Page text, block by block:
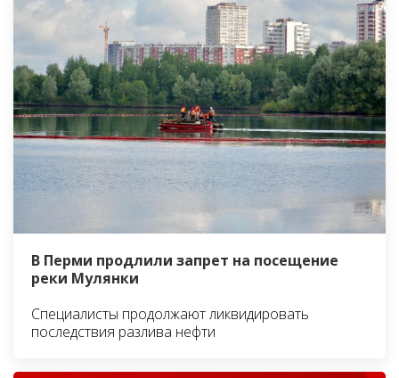
В Перми продлили запрет на посещение
реки Мулянки
Специалисты продолжают ликвидировать
последствия разлива нефти